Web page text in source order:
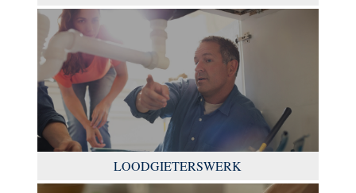
LOODGIETERSWERK